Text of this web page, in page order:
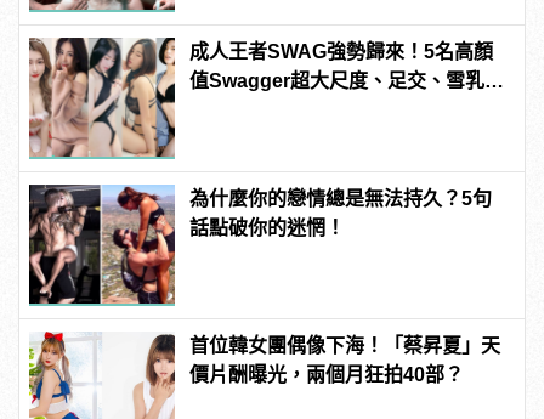
成人王者SWAG強勢歸來！5名高顏
值Swagger超大尺度、足交、雪乳、
為什麼你的戀情總是無法持久？5句
話點破你的迷惘！
首位韓女團偶像下海！「蔡昇夏」天
價片酬曝光，兩個月狂拍40部？